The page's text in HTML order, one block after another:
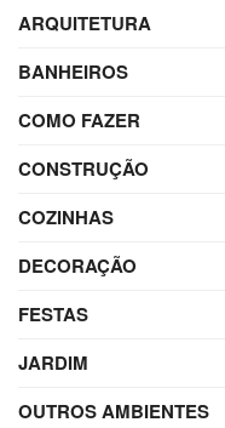
ARQUITETURA
BANHEIROS
COMO FAZER
CONSTRUÇÃO
COZINHAS
DECORAÇÃO
FESTAS
JARDIM
OUTROS AMBIENTES